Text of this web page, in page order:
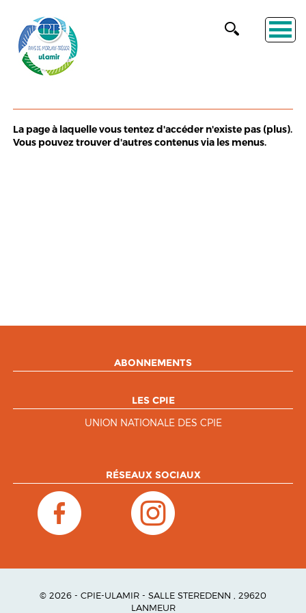
La page à laquelle vous tentez d'accéder n'existe pas (plus).
Vous pouvez trouver d'autres contenus via les menus.
ABONNEMENTS
LES CPIE
UNION NATIONALE DES CPIE
RÉSEAUX SOCIAUX
© 2026 - CPIE-ULAMIR - SALLE STEREDENN , 29620
LANMEUR